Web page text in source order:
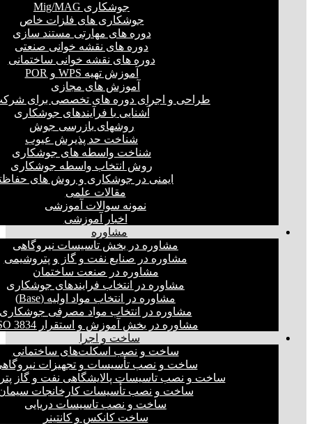
جوشکاری Mig/MAG
جوشکاری های فلزات خاص
دوره های مهارتی مستند سازی
دوره های نقشه خوانی صنعتی
دوره های نقشه خوانی ساختمانی
آموزش تهیه WPS و POR
آموزش های مجازی
طراحی و اجرای دوره های تخصصی برای
آشنایی با فرآیندهای جوشکاری
روشهای بازرسی جوش
شناخت حد پذیرش عیوب
شناخت واسطه های جوشکاری
روش انتخاب واسطه جوشکاری
ایمنی در جوشکاری و روش های
مقالات علمی
نمونه سوالات آموزشی
اخبار آموزشی
مشاوره
مشاوره در بخش تاسیسات نیروگاهی
مشاوره در صنایع نفت و گاز و پتروشیمی
مشاوره در صنعت ساختمان
مشاوره در انتخاب فرایند‌های جوشکاری
مشاوره در انتخاب مواد اولیه (Base)
مشاوره در انتخاب مواد مصرفی
مشاوره در بخش آموزش و استقرار ISO 3834
ساخت و اجرا
ساخت و نصب اسکلت‌های ساختمانی
ساخت و نصب تأسیسات و تجهیزات
ساخت و نصب تاسیسات پالایشگاهی نفت و گاز
ساخت و نصب تأسیسات کارخانجات
ساخت و نصب تاسیسات دریایی
ساخت کانکس و کانتینر